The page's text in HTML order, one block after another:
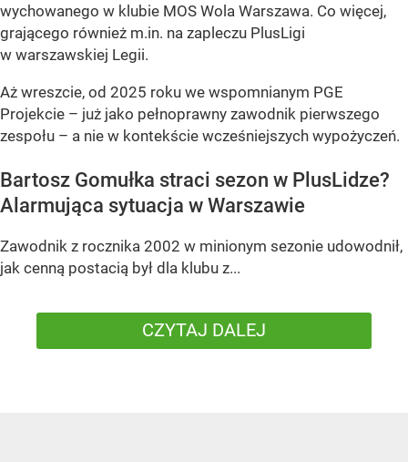
wychowanego w klubie MOS Wola Warszawa. Co więcej,
grającego również m.in. na zapleczu PlusLigi
w warszawskiej Legii.
Aż wreszcie, od 2025 roku we wspomnianym PGE
Projekcie – już jako pełnoprawny zawodnik pierwszego
zespołu – a nie w kontekście wcześniejszych wypożyczeń.
Bartosz Gomułka straci sezon w PlusLidze?
Alarmująca sytuacja w Warszawie
Zawodnik z rocznika 2002 w minionym sezonie udowodnił,
jak cenną postacią był dla klubu z...
CZYTAJ DALEJ